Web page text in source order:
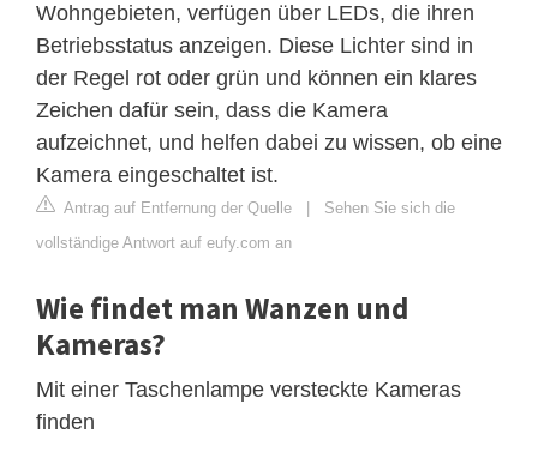
Wohngebieten, verfügen über LEDs, die ihren
Betriebsstatus anzeigen. Diese Lichter sind in
der Regel rot oder grün und können ein klares
Zeichen dafür sein, dass die Kamera
aufzeichnet, und helfen dabei zu wissen, ob eine
Kamera eingeschaltet ist.
Antrag auf Entfernung der Quelle
Sehen Sie sich die
vollständige Antwort auf eufy.com an
Wie findet man Wanzen und
Kameras?
Mit einer Taschenlampe versteckte Kameras
finden